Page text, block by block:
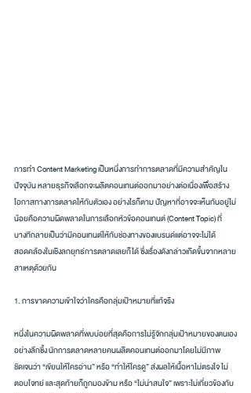
การทำ Content Marketing เป็นหนึ่งการทำการตลาดที่มีความสำคัญใน
ปัจจุบัน หลายธุรกิจเลือกจะผลิตคอนเทนต์ออกมาอย่างต่อเนื่องเพื่อสร้าง
โอกาสทางการตลาดให้กับตัวเอง อย่างไรก็ตาม ปัญหาที่อาจจะเห็นกันอยู่ไม่
น้อยคือความผิดพลาดในการเลือกหัวข้อคอนเทนต์ (Content Topic) ที่
บางทีกลายเป็นว่ามีคอนเทนต์ให้กับช่องทางของแบรนด์แต่อาจจะไม่ได้
สอดคล้องในเชิงลกยุทธ์การตลาดเลยก็ได้ ซึ่งเรื่องดังกล่าวเกิดขึ้นจากหลาย
สาเหตุด้วยกัน
1. การขาดความเข้าใจว่าใครคือกลุ่มเป้าหมายที่แท้จริง
หนึ่งในความผิดพลาดที่พบบ่อยที่สุดคือการไม่รู้จักกลุ่มเป้าหมายของตนเอง
อย่างลึกซึ้ง นักการตลาดหลายคนผลิตคอนเทนต์ออกมาโดยไม่มีภาพ
ชัดเจนว่า “เขียนให้ใครอ่าน” หรือ “ทำให้ใครดู” ส่งผลให้เนื้อหาไม่ตรงใจ ไม่
ตอบโจทย์ และสุดท้ายก็ถูกมองข้าม หรือ “ไม่น่าสนใจ” เพราะไม่เกี่ยวข้องกับ